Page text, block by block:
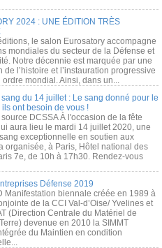
2024 : UNE ÉDITION TRÈS
le salon Eurosatory accompagne
mondiales du secteur de la Défense et
Notre décennie est marquée par une
de l’histoire et l’instauration progressive
ordre mondial. Ainsi, dans un...
du 14 juillet : Le sang donné pour le
ont besoin de vous !
DCSSA À l'occasion de la fête
aura lieu le mardi 14 juillet 2020, une
exceptionnelle en soutien aux
organisée, à Paris, Hôtel national des
7e, de 10h à 17h30. Rendez-vous
Défense 2019
Manifestation biennale créée en 1989 à
de la CCI Val-d’Oise/ Yvelines et
(Direction Centrale du Matériel de
Terre) devenue en 2010 la SIMMT
du Maintien en condition